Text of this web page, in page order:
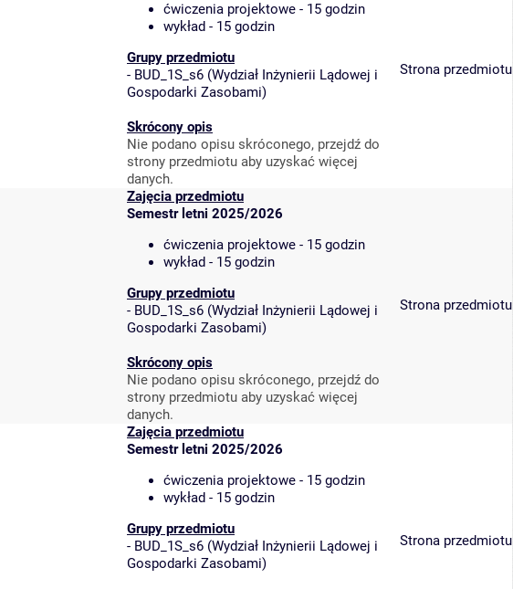
ćwiczenia projektowe - 15 godzin
wykład - 15 godzin
Grupy przedmiotu
- BUD_1S_s6 (Wydział Inżynierii Lądowej i
Gospodarki Zasobami)
Skrócony opis
Nie podano opisu skróconego, przejdź do
strony przedmiotu aby uzyskać więcej
danych.
Strona przedmiotu
Zajęcia przedmiotu
Semestr letni 2025/2026
ćwiczenia projektowe - 15 godzin
wykład - 15 godzin
Grupy przedmiotu
- BUD_1S_s6 (Wydział Inżynierii Lądowej i
Gospodarki Zasobami)
Skrócony opis
Nie podano opisu skróconego, przejdź do
strony przedmiotu aby uzyskać więcej
danych.
Strona przedmiotu
Zajęcia przedmiotu
Semestr letni 2025/2026
ćwiczenia projektowe - 15 godzin
wykład - 15 godzin
Grupy przedmiotu
- BUD_1S_s6 (Wydział Inżynierii Lądowej i
Gospodarki Zasobami)
Strona przedmiotu